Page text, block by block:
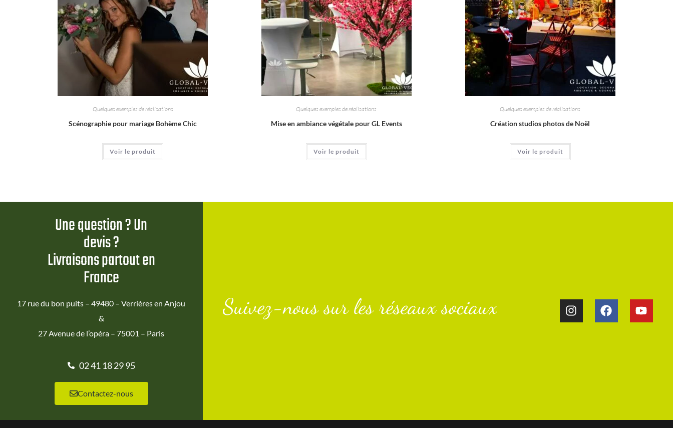
Quelques exemples de réalisations
Scénographie pour mariage Bohème Chic
Voir le produit
Quelques exemples de réalisations
Mise en ambiance végétale pour GL Events
Voir le produit
Quelques exemples de réalisations
Création studios photos de Noël
Voir le produit
Une question ? Un
devis ?
Livraisons partout en
France
17 rue du bon puits – 49480 – Verrières en Anjou
&
27 Avenue de l’opéra – 75001 – Paris
02 41 18 29 95
Contactez-nous
Suivez-nous sur les réseaux sociaux​